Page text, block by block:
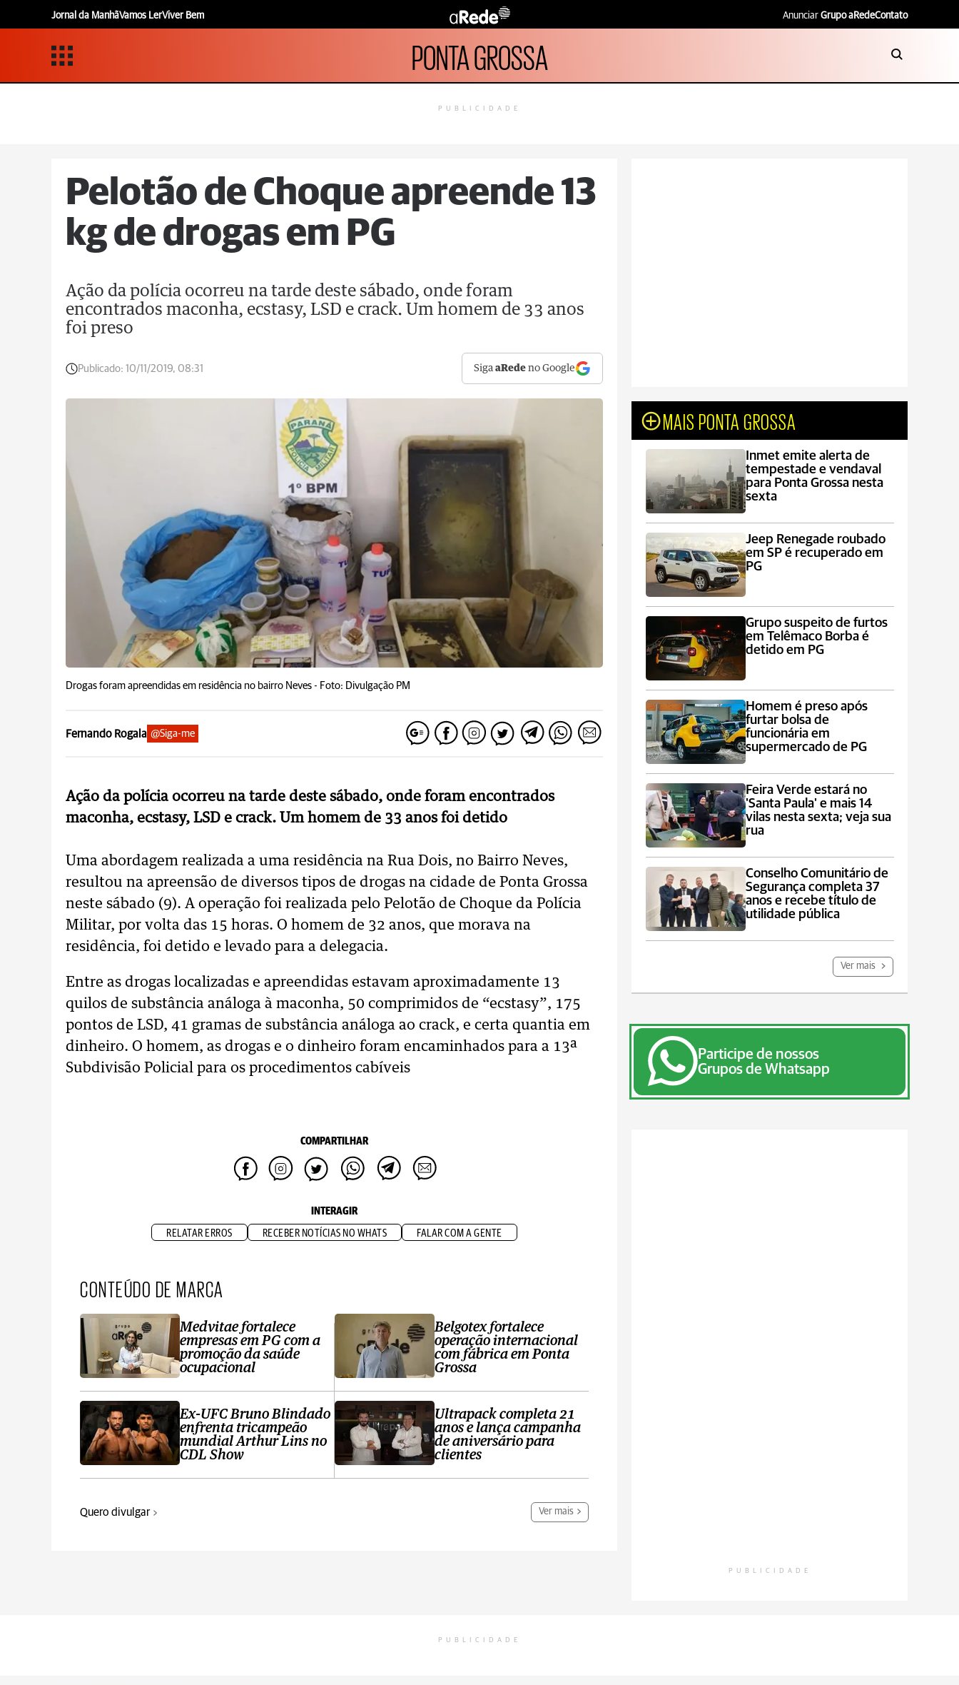
Jornal da ManhãVamos LerViver Bem Anunciar Grupo aRedeContato
PONTA GROSSA
PUBLICIDADE
Pelotão de Choque apreende 13
kg de drogas em PG
Ação da polícia ocorreu na tarde deste sábado, onde foram
encontrados maconha, ecstasy, LSD e crack. Um homem de 33 anos
foi preso
Publicado: 10/11/2019, 08:31 SigaaRede no Google
Drogas foram apreendidas em residência no bairro Neves - Foto: Divulgação PM
Fernando Rogala @Siga-me
Ação da polícia ocorreu na tarde deste sábado, onde foram encontrados
maconha, ecstasy, LSD e crack. Um homem de 33 anos foi detido
Uma abordagem realizada a uma residência na Rua Dois, no Bairro Neves,
resultou na apreensão de diversos tipos de drogas na cidade de Ponta Grossa
neste sábado (9). A operação foi realizada pelo Pelotão de Choque da Polícia
Militar, por volta das 15 horas. O homem de 32 anos, que morava na
residência, foi detido e levado para a delegacia.
Entre as drogas localizadas e apreendidas estavam aproximadamente 13
quilos de substância análoga à maconha, 50 comprimidos de “ecstasy”, 175
pontos de LSD, 41 gramas de substância análoga ao crack, e certa quantia em
dinheiro. O homem, as drogas e o dinheiro foram encaminhados para a 13ª
Subdivisão Policial para os procedimentos cabíveis
COMPARTILHAR
INTERAGIR
RELATAR ERROS RECEBER NOTÍCIAS NO WHATS FALAR COM A GENTE
CONTEÚDO DE MARCA
Medvitae fortalece
empresas em PG com a
promoção da saúde
ocupacional
Ex-UFC Bruno Blindado
enfrenta tricampeão
mundial Arthur Lins no
CDL Show
Belgotex fortalece
operação internacional
com fábrica em Ponta
Grossa
Ultrapack completa 21
anos e lança campanha
de aniversário para
clientes
Quero divulgar Ver mais
MAIS PONTA GROSSA
Inmet emite alerta de
tempestade e vendaval
para Ponta Grossa nesta
sexta
Jeep Renegade roubado
em SP é recuperado em
PG
Grupo suspeito de furtos
em Telêmaco Borba é
detido em PG
Homem é preso após
furtar bolsa de
funcionária em
supermercado de PG
Feira Verde estará no
'Santa Paula' e mais 14
vilas nesta sexta; veja sua
rua
Conselho Comunitário de
Segurança completa 37
anos e recebe título de
utilidade pública
Ver mais
Participe de nossos
Grupos de Whatsapp
PUBLICIDADE
PUBLICIDADE